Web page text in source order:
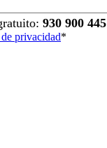
930 900 445
privacidad*